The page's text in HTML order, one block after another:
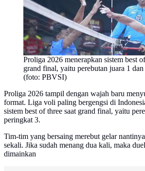
Proliga 2026 menerapkan sistem best
grand final, yaitu perebutan juara 1
(foto: PBVSI)
Proliga 2026 tampil dengan wajah baru
format. Liga voli paling bergengsi di
sistem best of three saat grand final, yaitu
peringkat 3.
Tim-tim yang bersaing merebut gelar
sekali. Jika sudah menang dua kali, maka
dimainkan